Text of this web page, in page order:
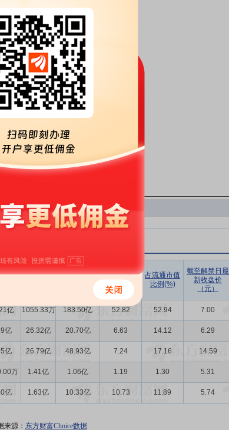
禁数
未解禁数 实际解禁市值 占总市值比
例(%)
占流通市值
比例(%)
截至解禁日最
新收盘价
（元）
亿 1055.33万 183.50亿 52.82 52.94 7.00
亿 26.32亿 20.70亿 6.63 14.12 6.29
亿 26.79亿 48.93亿 7.24 17.16 14.59
万 1.41亿 1.06亿 1.19 1.30 5.31
亿 1.63亿 10.33亿 10.73 11.89 5.74
来源： 东方财富Choice数据